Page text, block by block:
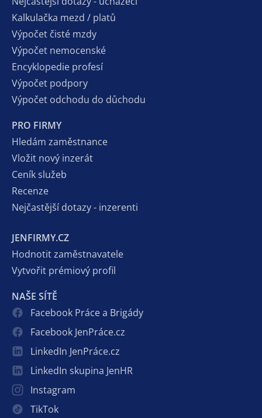
Kalkulačka mezd / platů
Výpočet čisté mzdy
Výpočet nemocenské
Encyklopedie profesí
Výpočet podpory
Výpočet odchodu do důchodu
PRO FIRMY
Hledám zaměstnance
Vložit nový inzerát
Ceník služeb
Recenze
Nejčastější dotazy - inzerenti
JENFIRMY.CZ
Hodnotit zaměstnavatele
Vytvořit prémiový profil
NAŠE SÍTĚ
Facebook Práce a Brigády
Facebook JenPráce.cz
LinkedIn JenPráce.cz
LinkedIn skupina JenHR
Instagram
TikTok